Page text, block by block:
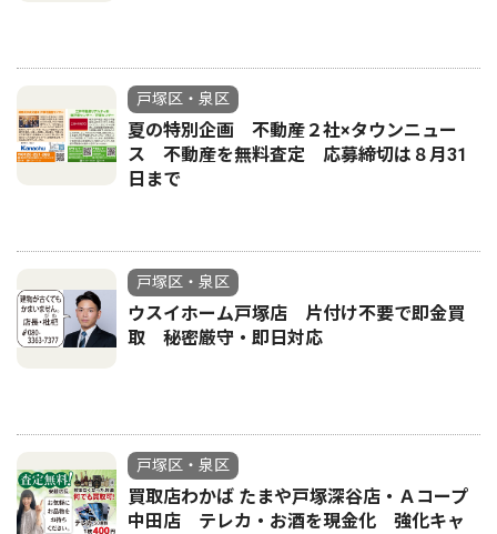
戸塚区・泉区
夏の特別企画 不動産２社×タウンニュー
ス 不動産を無料査定 応募締切は８月31
日まで
戸塚区・泉区
ウスイホーム戸塚店 片付け不要で即金買
取 秘密厳守・即日対応
戸塚区・泉区
買取店わかば たまや戸塚深谷店・Ａコープ
中田店 テレカ・お酒を現金化 強化キャ